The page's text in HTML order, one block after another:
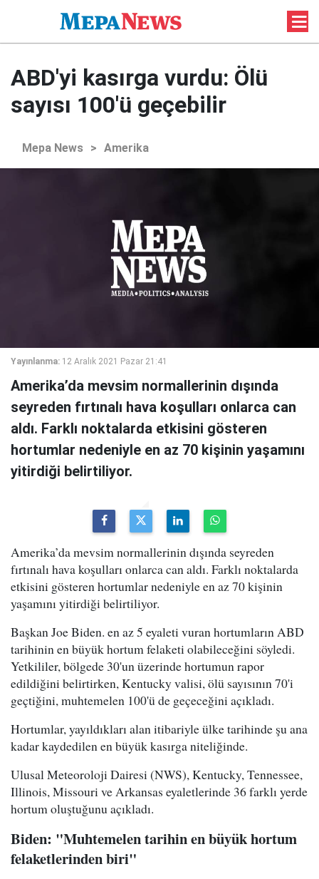
ABD'yi kasırga vurdu: Ölü
sayısı 100'ü geçebilir
Mepa News > Amerika
Yayınlanma: 12 Aralık 2021 Pazar 21:41
Amerika’da mevsim normallerinin dışında
seyreden fırtınalı hava koşulları onlarca can
aldı. Farklı noktalarda etkisini gösteren
hortumlar nedeniyle en az 70 kişinin yaşamını
yitirdiği belirtiliyor.
Amerika’da mevsim normallerinin dışında seyreden
fırtınalı hava koşulları onlarca can aldı. Farklı noktalarda
etkisini gösteren hortumlar nedeniyle en az 70 kişinin
yaşamını yitirdiği belirtiliyor.
Başkan Joe Biden. en az 5 eyaleti vuran hortumların ABD
tarihinin en büyük hortum felaketi olabileceğini söyledi.
Yetkililer, bölgede 30'un üzerinde hortumun rapor
edildiğini belirtirken, Kentucky valisi, ölü sayısının 70'i
geçtiğini, muhtemelen 100'ü de geçeceğini açıkladı.
Hortumlar, yayıldıkları alan itibariyle ülke tarihinde şu ana
kadar kaydedilen en büyük kasırga niteliğinde.
Ulusal Meteoroloji Dairesi (NWS), Kentucky, Tennessee,
Illinois, Missouri ve Arkansas eyaletlerinde 36 farklı yerde
hortum oluştuğunu açıkladı.
Biden: "Muhtemelen tarihin en büyük hortum
felaketlerinden biri"